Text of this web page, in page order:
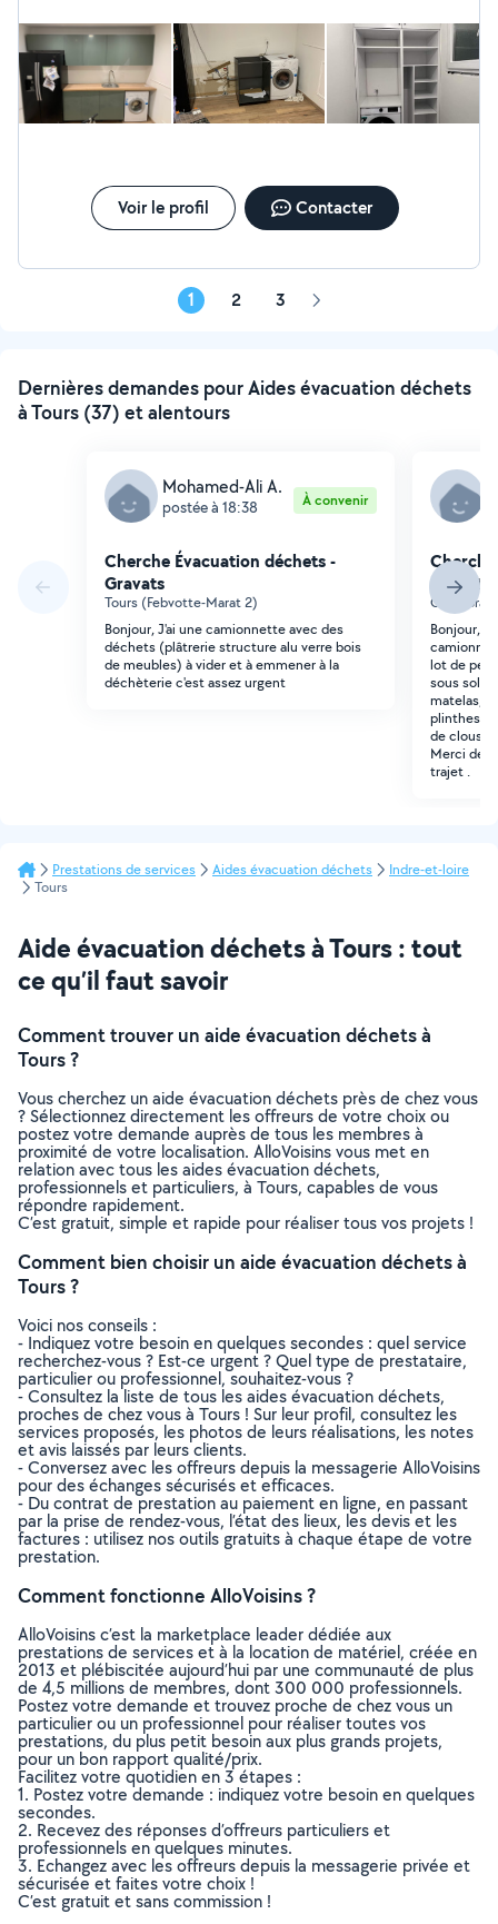
Voir le profil Contacter
1 2 3 Page
Dernières demandes pour Aides évacuation déchets
à Tours (37) et alentours
Mohamed-Ali A.
postée à 18:38 À convenir
Cherche Évacuation déchets -
Gravats
Tours (Febvotte-Marat 2)
Bonjour, J'ai une camionnette avec des
déchets (plâtrerie structure alu verre bois
de meubles) à vider et à emmener à la
déchèterie c'est assez urgent
Gravats
Bonjour,
lot de
sous sol
matelas,
plinthes .
de clous
Merci de
trajet .
Prestations de services Aides évacuation déchets
Indre-et-loire
Tours
Aide évacuation déchets à Tours : tout
ce qu’il faut savoir
Comment trouver un aide évacuation déchets à
Tours ?
Vous cherchez un aide évacuation déchets près de chez vous
? Sélectionnez directement les offreurs de votre choix ou
postez votre demande auprès de tous les membres à
proximité de votre localisation. AlloVoisins vous met en
relation avec tous les aides évacuation déchets,
professionnels et particuliers, à Tours, capables de vous
répondre rapidement.
C’est gratuit, simple et rapide pour réaliser tous vos projets !
Comment bien choisir un aide évacuation déchets à
Tours ?
Voici nos conseils :
- Indiquez votre besoin en quelques secondes : quel service
recherchez-vous ? Est-ce urgent ? Quel type de prestataire,
particulier ou professionnel, souhaitez-vous ?
- Consultez la liste de tous les aides évacuation déchets,
proches de chez vous à Tours ! Sur leur profil, consultez les
services proposés, les photos de leurs réalisations, les notes
et avis laissés par leurs clients.
- Conversez avec les offreurs depuis la messagerie AlloVoisins
pour des échanges sécurisés et efficaces.
- Du contrat de prestation au paiement en ligne, en passant
par la prise de rendez-vous, l’état des lieux, les devis et les
factures : utilisez nos outils gratuits à chaque étape de votre
prestation.
Comment fonctionne AlloVoisins ?
AlloVoisins c’est la marketplace leader dédiée aux
prestations de services et à la location de matériel, créée en
2013 et plébiscitée aujourd’hui par une communauté de plus
de 4,5 millions de membres, dont 300 000 professionnels.
Postez votre demande et trouvez proche de chez vous un
particulier ou un professionnel pour réaliser toutes vos
prestations, du plus petit besoin aux plus grands projets,
pour un bon rapport qualité/prix.
Facilitez votre quotidien en 3 étapes :
1. Postez votre demande : indiquez votre besoin en quelques
secondes.
2. Recevez des réponses d’offreurs particuliers et
professionnels en quelques minutes.
3. Echangez avec les offreurs depuis la messagerie privée et
sécurisée et faites votre choix !
C’est gratuit et sans commission !